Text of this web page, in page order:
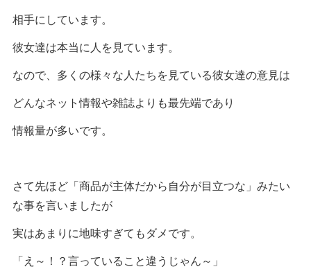
相手にしています。
彼女達は本当に人を見ています。
なので、多くの様々な人たちを見ている彼女達の意見は
どんなネット情報や雑誌よりも最先端であり
情報量が多いです。
さて先ほど「商品が主体だから自分が目立つな」みたい
な事を言いましたが
実はあまりに地味すぎてもダメです。
「え～！？言っていること違うじゃん～」